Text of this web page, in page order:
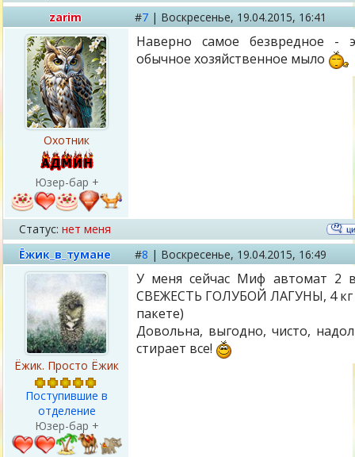
zarim
#7 | Воскресенье, 19.04.2015, 16:41
Охотник
Юзер-бар +
Наверно самое безвредное -
обычное хозяйственное мыло
Статус: нет меня
Ёжик_в_тумане
#8 | Воскресенье, 19.04.2015, 16:49
Ёжик. Просто Ёжик
Поступившие в
отделение
Юзер-бар +
У меня сейчас Миф автомат 2
СВЕЖЕСТЬ ГОЛУБОЙ ЛАГУНЫ, 4 кг
пакете)
Довольна, выгодно, чисто,
стирает все!